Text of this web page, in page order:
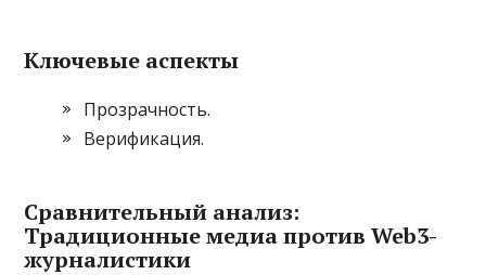
Ключевые аспекты
Прозрачность.
Верификация.
Сравнительный анализ:
Традиционные медиа против Web3-
журналистики